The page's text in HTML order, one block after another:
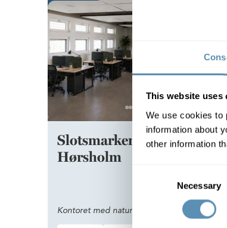
This website uses
We use cookies to
information about
other information
Necessary
Slotsmarken 16,
Hørsholm
Kontoret med naturen i baghaven